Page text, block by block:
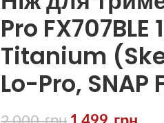
Pro
Titanium
Lo-Pro, SNAP